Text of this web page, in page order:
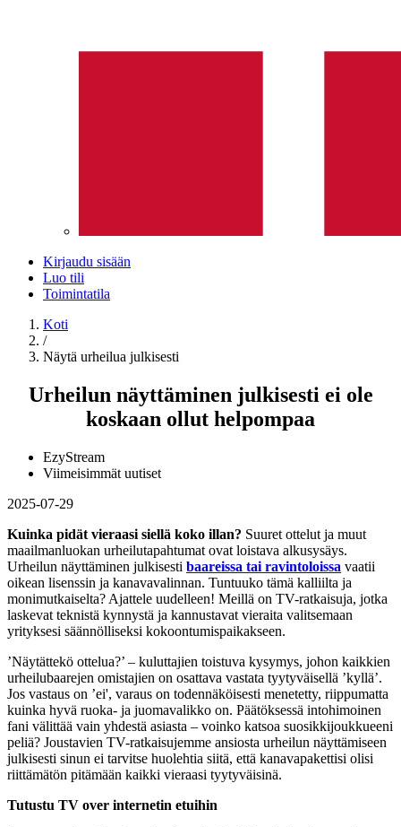
Kirjaudu sisään
Luo tili
Toimintatila
Koti
/
Näytä urheilua julkisesti
Urheilun näyttäminen julkisesti ei ole
koskaan ollut helpompaa
EzyStream
Viimeisimmät uutiset
2025-07-29
Kuinka pidät vieraasi siellä koko illan? Suuret ottelut ja muut
maailmanluokan urheilutapahtumat ovat loistava alkusysäys.
Urheilun näyttäminen julkisesti baareissa tai ravintoloissa vaatii
oikean lisenssin ja kanavavalinnan. Tuntuuko tämä kalliilta ja
monimutkaiselta? Ajattele uudelleen! Meillä on TV-ratkaisuja, jotka
laskevat teknistä kynnystä ja kannustavat vieraita valitsemaan
yrityksesi säännölliseksi kokoontumispaikakseen.
’Näytättekö ottelua?’ – kuluttajien toistuva kysymys, johon kaikkien
urheilubaarejen omistajien on osattava vastata tyytyväisellä ’kyllä’.
Jos vastaus on ’ei', varaus on todennäköisesti menetetty, riippumatta
kuinka hyvä ruoka- ja juomavalikko on. Päätöksessä intohimoinen
fani välittää vain yhdestä asiasta – voinko katsoa suosikkijoukkueeni
peliä? Joustavien TV-ratkaisujemme ansiosta urheilun näyttämiseen
julkisesti sinun ei tarvitse huolehtia siitä, että kanavapakettisi olisi
riittämätön pitämään kaikki vieraasi tyytyväisinä.
Tutustu TV over internetin etuihin